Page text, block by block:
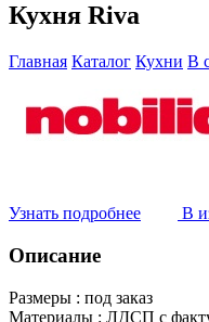
Кухня Riva
Главная Каталог Кухни В
Узнать подробнее В
Описание
Размеры : под заказ
Материалы : ЛДСП с